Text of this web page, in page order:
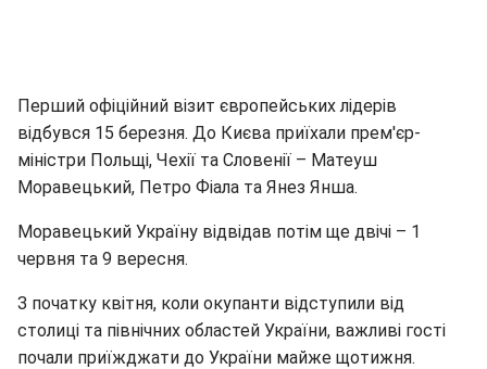
Перший офіційний візит європейських лідерів
відбувся 15 березня. До Києва приїхали прем'єр-
міністри Польщі, Чехії та Словенії – Матеуш
Моравецький, Петро Фіала та Янез Янша.
Моравецький Україну відвідав потім ще двічі – 1
червня та 9 вересня.
З початку квітня, коли окупанти відступили від
столиці та північних областей України, важливі гості
почали приїжджати до України майже щотижня.